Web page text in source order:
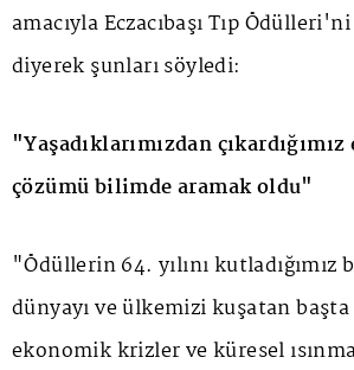
amacıyla Eczacıbaşı Tıp
diyerek şunları söyledi:
"Yaşadıklarımızdan
çözümü bilimde aramak oldu"
"Ödüllerin 64. yılını kutladığımız
dünyayı ve ülkemizi kuşatan
ekonomik krizler ve küresel